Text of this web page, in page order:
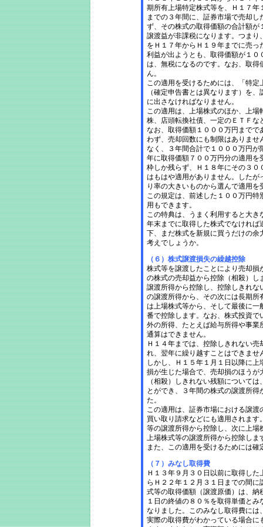
期所有上場特定株式等を、Ｈ１７
までの３年間に、証券市場で売却
ず、その株式の取得価額の合計額
譲渡益が非課税になります。つま
をＨ１７年からＨ１９年までに売
利益が出ようとも、取得価額が１
は、無税になるのです。なお、取
ん。
この適用を受けるためには、「特
（確定申告書とは異なります）を
に出さなければなりません。
この適用は、上場株式のほか、上
株、店頭転換社債、一定のＥＴＦな
なお、取得価額１０００万円まで
わず、売却回数にも制限はありま
なく、３年間合計で１０００万円
年に取得価額７００万円分の適用
枠しか残らず、Ｈ１８年にその３
はもはや適用がありません。した
り率の大きいものから選んで適用
この規定は、前述した１００万円
用もできます。
この特典は、うまく利用すると大
年末までに取得した株式でなけれ
下、まだ株式を新規に買うだけの
考えでしょうか。
（６）株式譲渡損失の繰越控除
株式等を譲渡したことにより売却
の株式の売却益から控除（相殺）
譲渡所得から控除し、控除しきれ
の譲渡所得から、その次には長期
は上場株式等から、そして最後に
番で控除します。なお、株式投資
外の所得、たとえば給与所得や事
通算はできません。
Ｈ１４年までは、控除しきれない
れ、翌年に繰り越すことはできませ
しかし、Ｈ１５年１月１日以降に
損が生じた場合で、売却損のほう
（相殺）しきれない残額について
とができ、３年間の株式の譲渡所
た。
この適用は、証券市場における譲
買い取り請求などにも適用されま
等の譲渡所得から控除し、次に上
上場株式等の譲渡所得から控除しま
また、この適用を受けるためには
（７）みなし取得費
Ｈ１３年９月３０日以前に取得し
らＨ２２年１２月３１日までの間
式等の取得価額（譲渡原価）は、
１日の終値の８０％を取得単価と
なりました。このみなし取得費に
実際の取得費がわかっている場合